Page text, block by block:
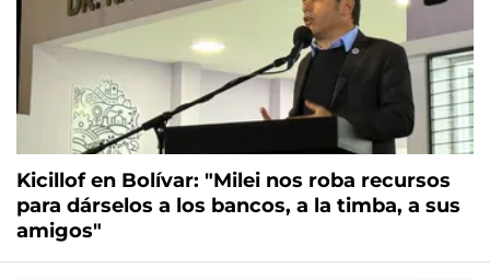
Kicillof en Bolívar: "Milei nos roba recursos
para dárselos a los bancos, a la timba, a sus
amigos"